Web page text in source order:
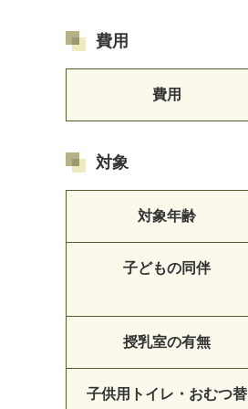
費用
費用
対象
対象年齢
子どもの同伴
授乳室の有無
子供用トイレ・おむつ替